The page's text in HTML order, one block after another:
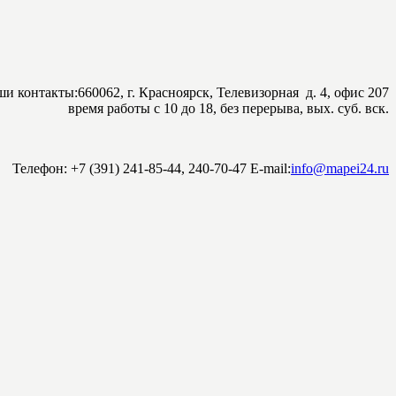
контакты:660062, г. Красноярск, Телевизорная д. 4, офис 207
время работы с 10 до 18, без перерыва, вых. суб. вск.
Телефон: +7 (391) 241-85-44, 240-70-47 E-mail:info@mapei24.ru